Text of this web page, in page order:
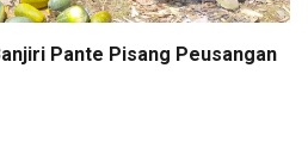
Pante Pisang Peusangan